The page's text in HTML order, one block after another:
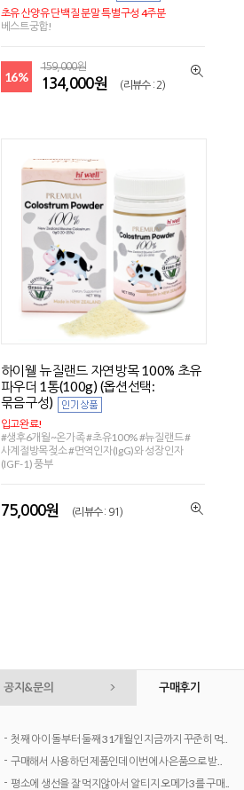
초유 산양유 단백질 분말 특별구성 4주분
베스트궁합!
16%
159,000원
134,000원 (리뷰수 : 2)
하이웰 뉴질랜드 자연방목 100% 초유
파우더 1통(100g) (옵션선택:
묶음구성)
입고완료!
#생후6개월~온가족 #초유100% #뉴질랜드 #
사계절방목젖소 #면역인자(IgG)와 성장인자
(IGF-1) 풍부
75,000원 (리뷰수 : 91)
공지&문의 구매후기
- 첫째 아이 돌부터 둘째 31개월인 지금까지 꾸준히 먹..
- 구매해서 사용하던 제품인데 이번에 사은품으로 받..
- 평소에 생선을 잘 먹지않아서 알티지 오메가3를 구매..